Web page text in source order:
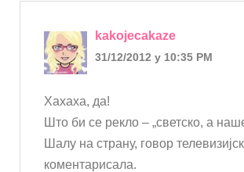
kakojecakaze
31/12/2012 у 10:35 PM
Хахаха, да!
Што би се рекло – „светско, а
Шалу на страну, говор
коментарисала.